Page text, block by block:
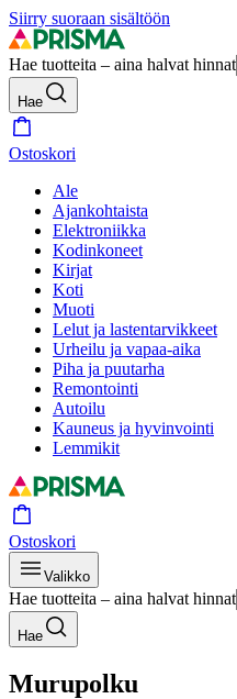
Siirry suoraan sisältöön
Hae tuotteita – aina halvat hinnat
Hae
Ostoskori
Ale
Ajankohtaista
Elektroniikka
Kodinkoneet
Kirjat
Koti
Muoti
Lelut ja lastentarvikkeet
Urheilu ja vapaa-aika
Piha ja puutarha
Remontointi
Autoilu
Kauneus ja hyvinvointi
Lemmikit
Ostoskori
Valikko
Hae tuotteita – aina halvat hinnat
Hae
Murupolku